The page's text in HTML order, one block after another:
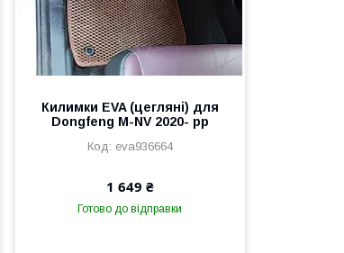
Килимки EVA (цегляні) для
Dongfeng M-NV 2020- рр
eva936664
1 649 ₴
Готово до відправки